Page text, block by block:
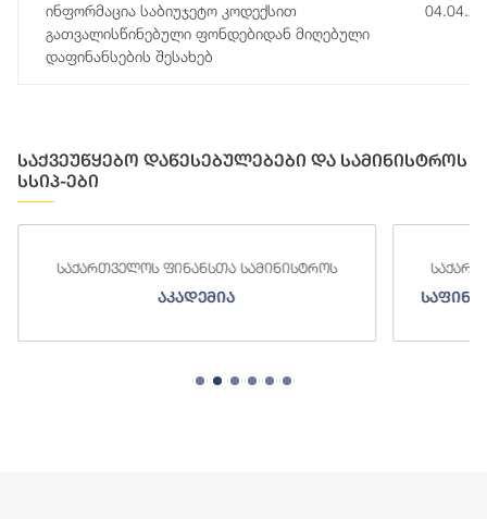
ინფორმაცია საბიუჯეტო კოდექსით
გათვალისწინებული ფონდებიდან მიღებული
დაფინანსების შესახებ
საქვეუწყებო დაწესებულებები და სამინისტროს
სსიპ-ები
ფინანსთა სამინისტროს
საქართველოს
საფინანსო-